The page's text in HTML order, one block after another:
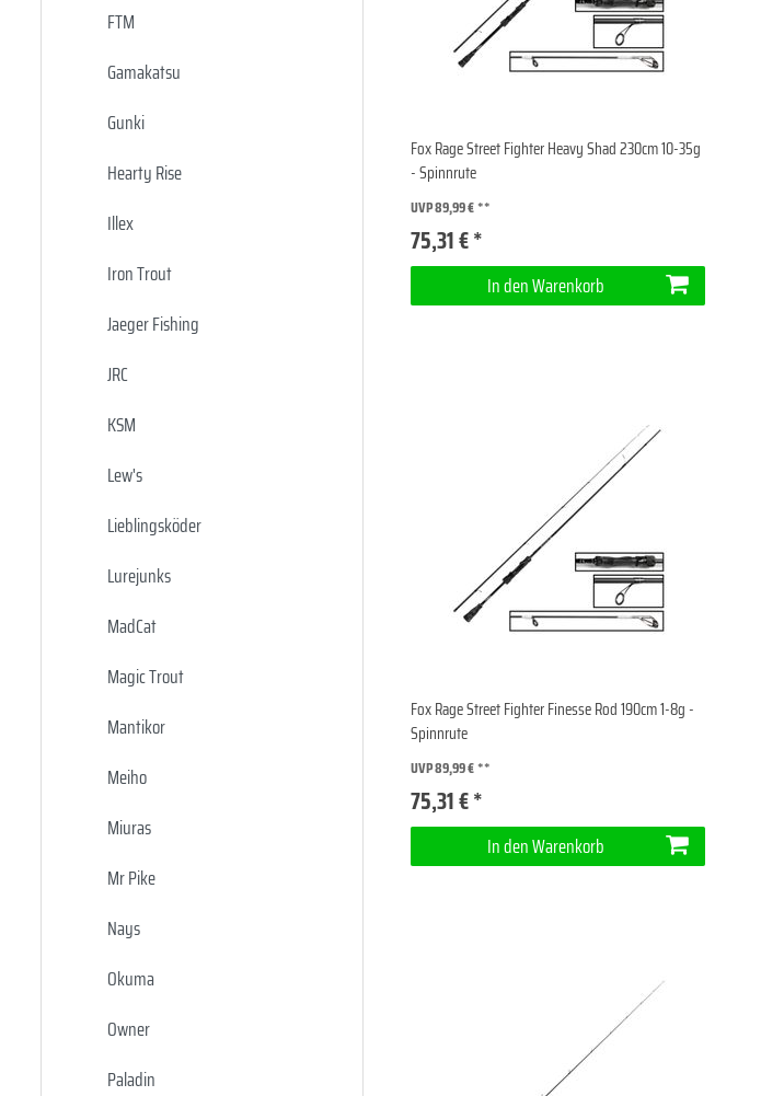
FTM
Gamakatsu
Gunki
Hearty Rise
Illex
Iron Trout
Jaeger Fishing
JRC
KSM
Lew's
Lieblingsköder
Lurejunks
MadCat
Magic Trout
Mantikor
Meiho
Miuras
Mr Pike
Nays
Okuma
Owner
Paladin
Fox Rage Street Fighter Heavy Shad 230cm 10-35g
- Spinnrute
UVP 89,99 €
75,31 € *
In den Warenkorb
Fox Rage Street Fighter Finesse Rod 190cm 1-8g -
Spinnrute
UVP 89,99 €
75,31 € *
In den Warenkorb